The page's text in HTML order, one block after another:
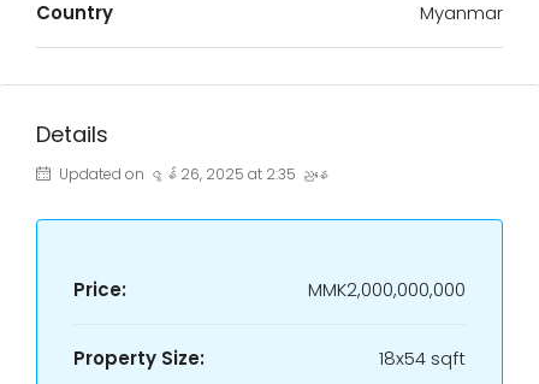
Country Myanmar
Details
Updated on ဇွန် 26, 2025 at 2:35 ညနေ
Price: MMK2,000,000,000
Property Size: 18x54 sqft